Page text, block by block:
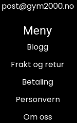
post@gym2000.no
Meny
Blogg
Frakt og retur
Betaling
Personvern
Om oss